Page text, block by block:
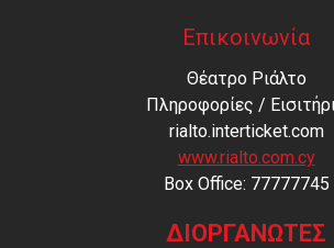
Επικοινωνία
Θέατρο Ριάλτο
Πληροφορίες /
rialto.interticket.com
www.rialto.com.cy
Βοx Office: 77777745
ΔΙΟΡΓΑΝΩΤΕΣ